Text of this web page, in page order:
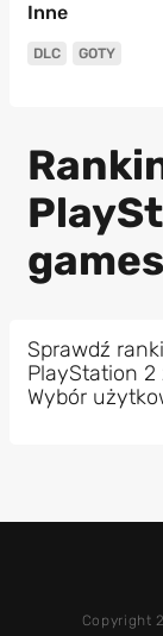
Inne
DLC GOTY
Sprawdź
PlayStation 2
Wybór
Copyright